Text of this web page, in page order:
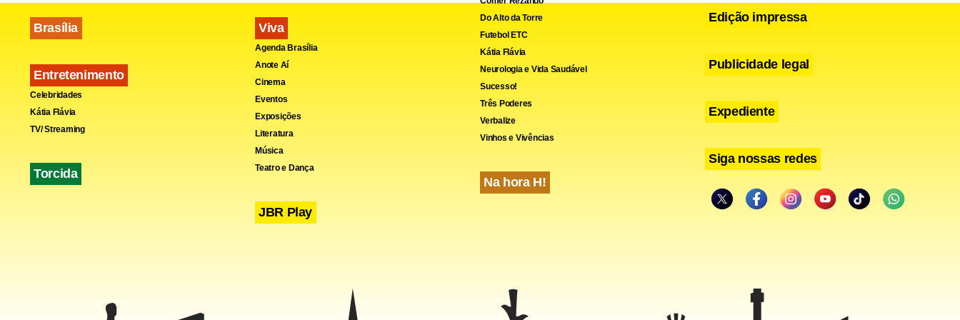
Ministério do Trabalho e Emprego informações referentes aos municípios e às
Brasília
Entretenimento
Celebridades
Kátia Flávia
TV/ Streaming
Torcida
Viva
Agenda Brasília
Anote Aí
Cinema
Eventos
Exposições
Literatura
Música
Teatro e Dança
JBR Play
Do Alto da Torre
Futebol ETC
Kátia Flávia
Neurologia e Vida Saudável
Sucesso!
Três Poderes
Verbalize
Vinhos e Vivências
Na hora H!
Edição impressa
Publicidade legal
Expediente
Siga nossas redes